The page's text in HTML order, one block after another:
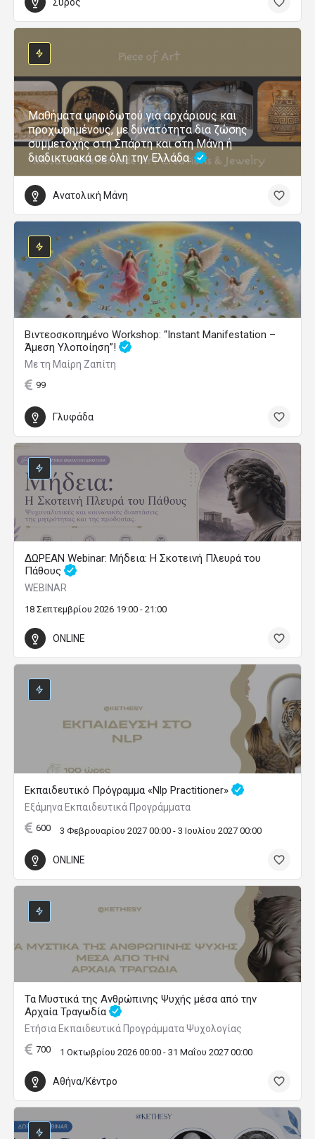
Μαθήματα ψηφιδωτού για αρχάριους και
προχωρημένους, με δυνατότητα δια ζώσης
συμμετοχής στη Σπάρτη και στη Μάνη ή
διαδικτυακά σε όλη την Ελλάδα.
Ανατολική Μάνη
Βιντεοσκοπημένο Workshop: “Instant Manifestation –
Άμεση Υλοποίηση”!
Με τη Μαίρη Ζαπίτη
99
Γλυφάδα
ΔΩΡΕΑΝ Webinar: Μήδεια: Η Σκοτεινή Πλευρά του
Πάθους
WEBINAR
18 Σεπτεμβρίου 2026 19:00 - 21:00
ONLINE
Εκπαιδευτικό Πρόγραμμα «Nlp Practitioner»
Εξάμηνα Εκπαιδευτικά Προγράμματα
600 3 Φεβρουαρίου 2027 00:00 - 3 Ιουλίου 2027 00:00
ONLINE
Τα Μυστικά της Ανθρώπινης Ψυχής μέσα από την
Αρχαία Τραγωδία
Ετήσια Εκπαιδευτικά Προγράμματα Ψυχολογίας
700 1 Οκτωβρίου 2026 00:00 - 31 Μαΐου 2027 00:00
Αθήνα/Κέντρο